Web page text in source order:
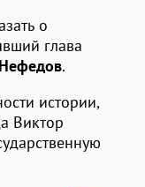
о
глава
.
истории,
Виктор